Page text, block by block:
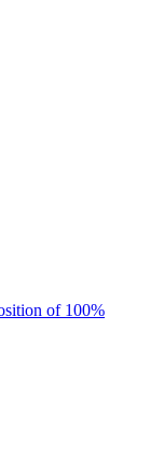
of 100%